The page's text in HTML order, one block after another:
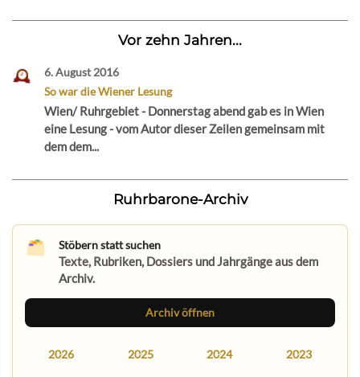
Vor zehn Jahren...
6. August 2016
So war die Wiener Lesung
Wien/ Ruhrgebiet - Donnerstag abend gab es in Wien
eine Lesung - vom Autor dieser Zeilen gemeinsam mit
dem dem...
Ruhrbarone-Archiv
Stöbern statt suchen
Texte, Rubriken, Dossiers und Jahrgänge aus dem
Archiv.
Archiv öffnen
2026 2025 2024 2023